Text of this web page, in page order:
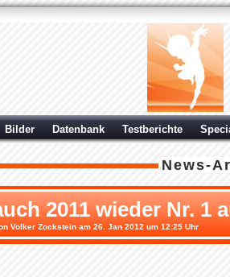
Bilder Datenbank Testberichte
News-
2011 wieder Nr. 1
Volker Zockstein am 26. Jan 2012 um 12:25 Uhr